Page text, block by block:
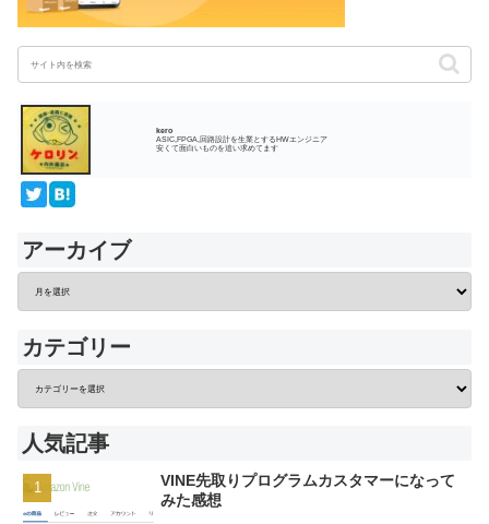
kero
ASIC,FPGA,回路設計を生業とするHWエンジニア
安くて面白いものを追い求めてます
アーカイブ
カテゴリー
人気記事
VINE先取りプログラムカスタマーになって
みた感想